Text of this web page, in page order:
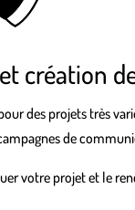
création
des projets très
de
votre projet et le